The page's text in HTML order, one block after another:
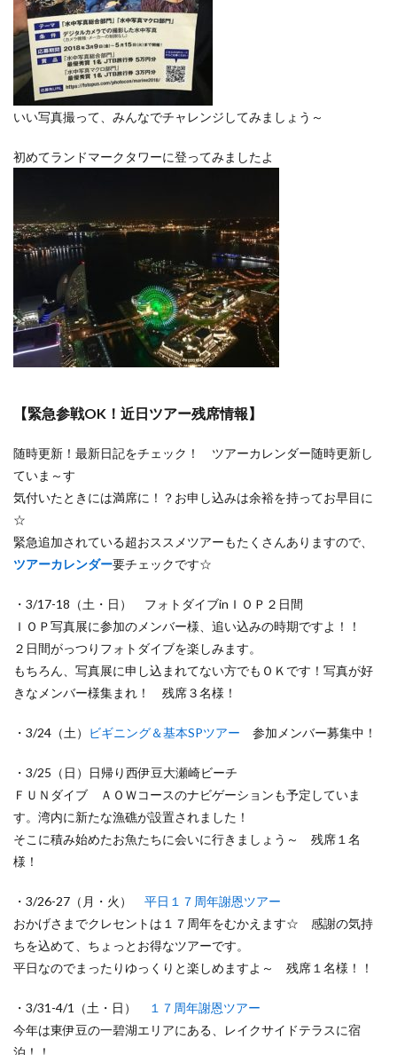
いい写真撮って、みんなでチャレンジしてみましょう～
初めてランドマークタワーに登ってみましたよ
【緊急参戦OK！近日ツアー残席情報】
随時更新！最新日記をチェック！ ツアーカレンダー随時更新し
ていま～す
気付いたときには満席に！？お申し込みは余裕を持ってお早目に
☆
緊急追加されている超おススメツアーもたくさんありますので、
ツアーカレンダー要チェックです☆
・3/17-18（土・日） フォトダイブinＩＯＰ２日間
ＩＯＰ写真展に参加のメンバー様、追い込みの時期ですよ！！
２日間がっつりフォトダイブを楽しみます。
もちろん、写真展に申し込まれてない方でもＯＫです！写真が好
きなメンバー様集まれ！ 残席３名様！
・3/24（土） ビギニング＆基本SPツアー 参加メンバー募集中！
・3/25（日）日帰り西伊豆大瀬崎ビーチ
ＦＵＮダイブ ＡＯＷコースのナビゲーションも予定していま
す。湾内に新たな漁礁が設置されました！
そこに積み始めたお魚たちに会いに行きましょう～ 残席１名
様！
・3/26-27（月・火） 平日１７周年謝恩ツアー
おかげさまでクレセントは１７周年をむかえます☆ 感謝の気持
ちを込めて、ちょっとお得なツアーです。
平日なのでまったりゆっくりと楽しめますよ～ 残席１名様！！
・3/31-4/1（土・日）
１７周年謝恩ツアー
今年は東伊豆の一碧湖エリアにある、レイクサイドテラスに宿
泊！！